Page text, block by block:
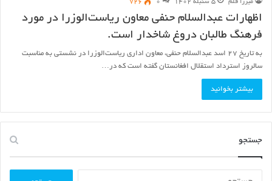
میرزا قلم ۵ سنبله ۱۴۰۲ ۰ ۷۲۶
اظهارات عبدالسلام حنفی معاون ریاست‌الوزرا در مورد
فرهنگ طالبان دروغ شاخدار است.
به تاریخ ۲۷ اسد عبدالسلام حنفی، معاون اداری ریاست‌الوزرا در نشستی به مناسبت
سالروز استرداد استقلال افغانستان گفته است که در…
بیشتر بخوانید
جستجو